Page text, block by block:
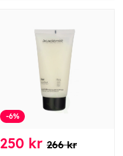
-6%
250 kr 266 kr